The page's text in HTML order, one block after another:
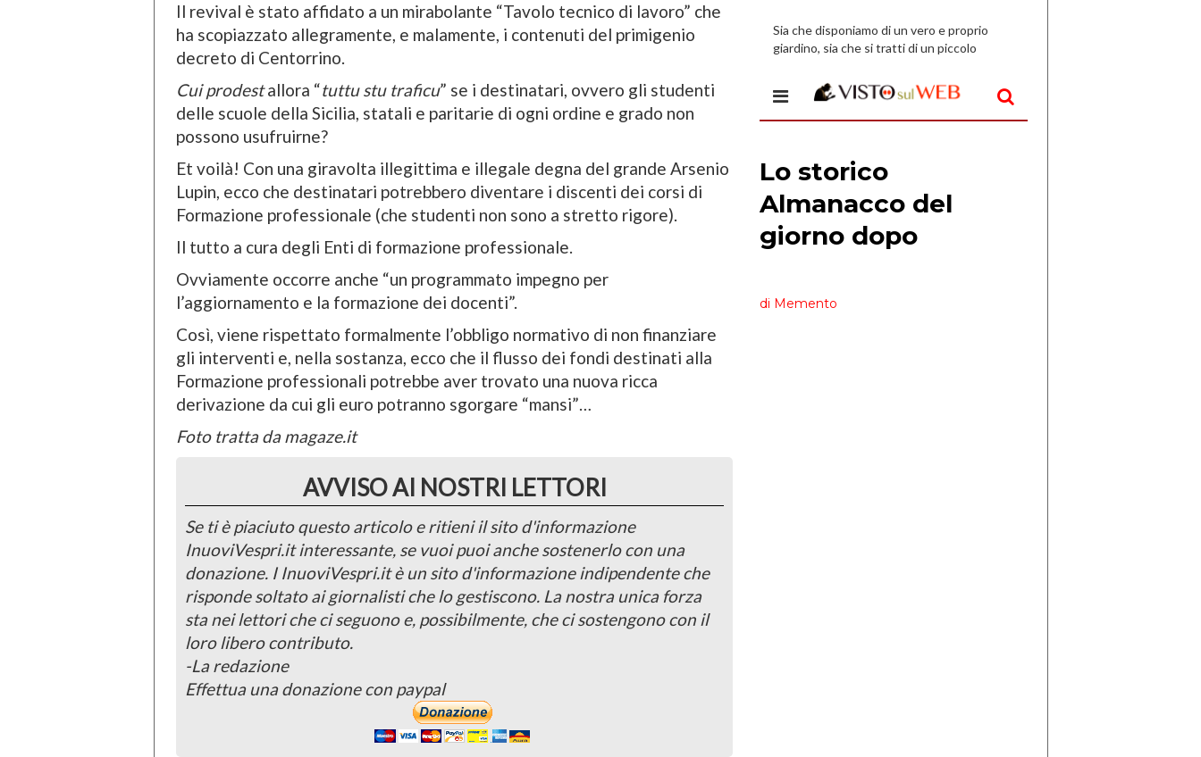
Il revival è stato affidato a un mirabolante “Tavolo tecnico di lavoro” che
ha scopiazzato allegramente, e malamente, i contenuti del primigenio
decreto di Centorrino.
Cui prodestallora “tuttu stu traficu” se i destinatari, ovvero gli studenti
delle scuole della Sicilia, statali e paritarie di ogni ordine e grado non
possono usufruirne?
Et voilà! Con una giravolta illegittima e illegale degna del grande Arsenio
Lupin, ecco che destinatari potrebbero diventare i discenti dei corsi di
Formazione professionale (che studenti non sono a stretto rigore).
Il tutto a cura degli Enti di formazione professionale.
Ovviamente occorre anche “un programmato impegno per
l’aggiornamento e la formazione dei docenti”.
Così, viene rispettato formalmente l’obbligo normativo di non finanziare
gli interventi e, nella sostanza, ecco che il flusso dei fondi destinati alla
Formazione professionali potrebbe aver trovato una nuova ricca
derivazione da cui gli euro potranno sgorgare “mansi”…
Foto tratta da magaze.it
AVVISO AI NOSTRI LETTORI
Se ti è piaciuto questo articolo e ritieni il sito d'informazione
InuoviVespri.it interessante, se vuoi puoi anche sostenerlo con una
donazione. I InuoviVespri.it è un sito d'informazione indipendente che
risponde soltato ai giornalisti che lo gestiscono. La nostra unica forza
sta nei lettori che ci seguono e, possibilmente, che ci sostengono con il
loro libero contributo.
-La redazione
Effettua una donazione con paypal
Sia che disponiamo di un vero e proprio
giardino, sia che si tratti di un piccolo